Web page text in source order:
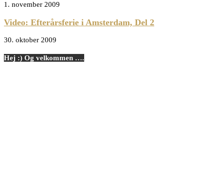
1. november 2009
Video: Efterårsferie i Amsterdam, Del 2
30. oktober 2009
Hej :) Og velkommen ….